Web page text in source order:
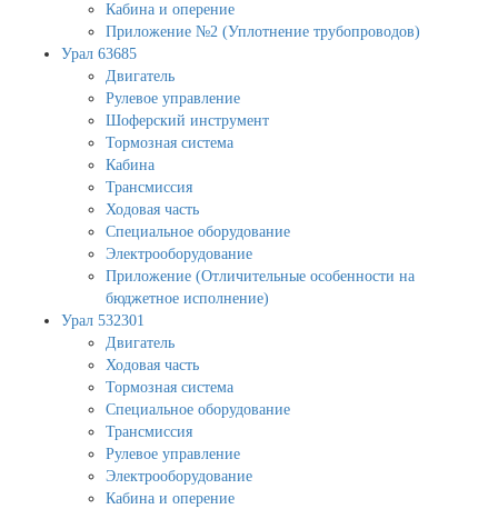
Кабина и оперение
Приложение №2 (Уплотнение трубопроводов)
Урал 63685
Двигатель
Рулевое управление
Шоферский инструмент
Тормозная система
Кабина
Трансмиссия
Ходовая часть
Специальное оборудование
Электрооборудование
Приложение (Отличительные особенности на
бюджетное исполнение)
Урал 532301
Двигатель
Ходовая часть
Тормозная система
Специальное оборудование
Трансмиссия
Рулевое управление
Электрооборудование
Кабина и оперение